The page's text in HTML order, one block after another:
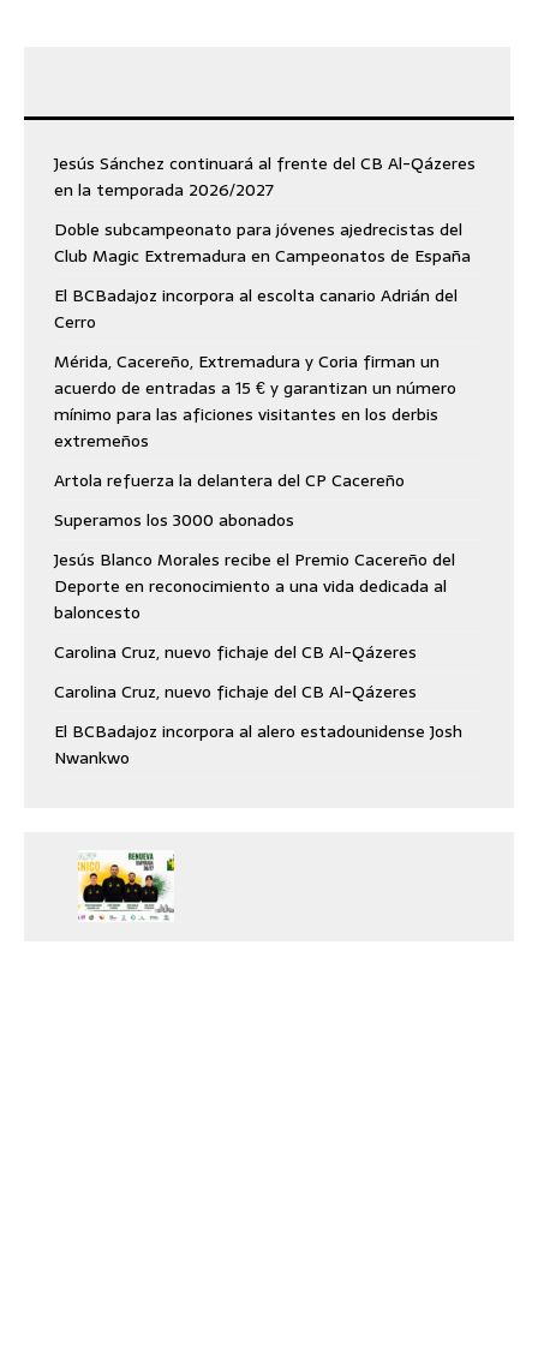
Jesús Sánchez continuará al frente del CB Al-Qázeres
en la temporada 2026/2027
Doble subcampeonato para jóvenes ajedrecistas del
Club Magic Extremadura en Campeonatos de España
El BCBadajoz incorpora al escolta canario Adrián del
Cerro
Mérida, Cacereño, Extremadura y Coria firman un
acuerdo de entradas a 15 € y garantizan un número
mínimo para las aficiones visitantes en los derbis
extremeños
Artola refuerza la delantera del CP Cacereño
Superamos los 3000 abonados
Jesús Blanco Morales recibe el Premio Cacereño del
Deporte en reconocimiento a una vida dedicada al
baloncesto
Carolina Cruz, nuevo fichaje del CB Al-Qázeres
Carolina Cruz, nuevo fichaje del CB Al-Qázeres
El BCBadajoz incorpora al alero estadounidense Josh
Nwankwo